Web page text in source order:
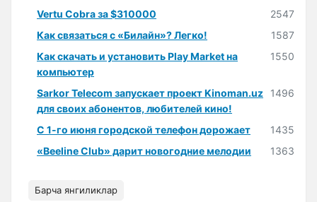
Vertu Cobra за $310000
2547
Как связаться с «Билайн»? Легко!
1587
Как скачать и установить Play Market на
компьютер
1550
Sarkor Telecom запускает проект Kinoman.uz
для своих абонентов, любителей кино!
1496
С 1-го июня городской телефон дорожает
1435
«Beeline Club» дарит новогодние мелодии
1363
Барча янгиликлар